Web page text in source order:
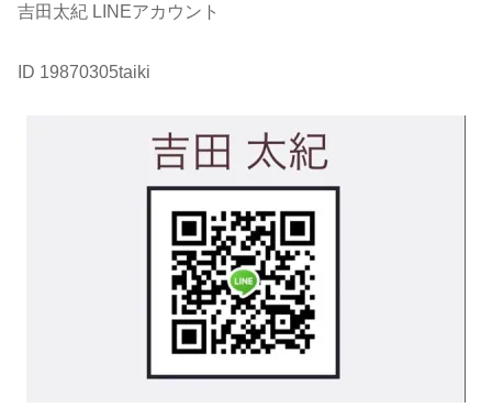
吉田太紀 LINEアカウント
ID 19870305taiki